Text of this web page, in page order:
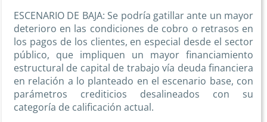
ESCENARIO DE BAJA: Se podría gatillar ante un mayor
deterioro en las condiciones de cobro o retrasos en
los pagos de los clientes, en especial desde el sector
público, que impliquen un mayor financiamiento
estructural de capital de trabajo vía deuda financiera
en relación a lo planteado en el escenario base, con
parámetros crediticios desalineados con su
categoría de calificación actual.